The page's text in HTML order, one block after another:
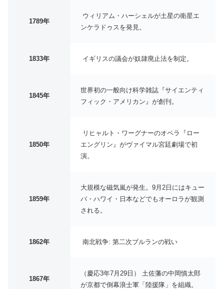
1789年
ウィリアム・ハーシェルが土星の衛星エ
ンケラドゥスを発見。
1833年 イギリスの議会が奴隷廃止法を制定。
1845年
世界初の一般向け科学雑誌『サイエンティ
フィック・アメリカン』が創刊。
1850年
リヒャルト・ワーグナーのオペラ『ロー
エングリン』がヴァイマル宮廷劇場で初
演。
1859年
大規模な磁気嵐が発生。9月2日にはキュー
バ・ハワイ・日本などでもオーロラが観測
される。
1862年 南北戦争: 第二次ブルランの戦い
1867年
（慶応3年7月29日） 土佐藩の中岡慎太郎
が京都で倒幕浪士軍「陸援隊」を組織。